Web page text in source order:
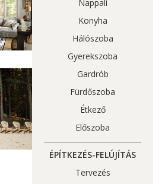
Nappali
Konyha
Hálószoba
Gyerekszoba
Gardrób
Fürdőszoba
Étkező
Előszoba
ÉPÍTKEZÉS-FELÚJÍTÁS
Tervezés